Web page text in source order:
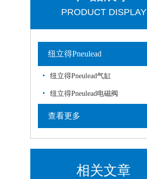
PRODUCT DISPLAY
纽立得Pneulead
纽立得Pneulead气缸
纽立得Pneulead电磁阀
查看更多
相关文章